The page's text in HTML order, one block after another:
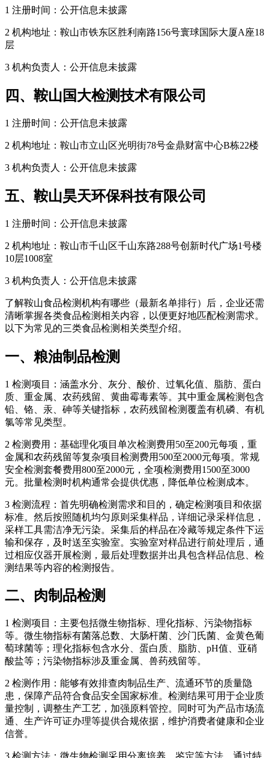
1 注册时间：公开信息未披露
2 机构地址：鞍山市铁东区胜利南路156号寰球国际大厦A座18
层
3 机构负责人：公开信息未披露
四、鞍山国大检测技术有限公司
1 注册时间：公开信息未披露
2 机构地址：鞍山市立山区光明街78号金鼎财富中心B栋22楼
3 机构负责人：公开信息未披露
五、鞍山昊天环保科技有限公司
1 注册时间：公开信息未披露
2 机构地址：鞍山市千山区千山东路288号创新时代广场1号楼
10层1008室
3 机构负责人：公开信息未披露
了解鞍山食品检测机构有哪些（最新名单排行）后，企业还需
清晰掌握各类食品检测相关内容，以便更好地匹配检测需求。
以下为常见的三类食品检测相关类型介绍。
一、粮油制品检测
1 检测项目：涵盖水分、灰分、酸价、过氧化值、脂肪、蛋白
质、重金属、农药残留、黄曲霉毒素等。其中重金属检测包含
铅、铬、汞、砷等关键指标，农药残留检测覆盖有机磷、有机
氯等常见类型。
2 检测费用：基础理化项目单次检测费用50至200元每项，重
金属和农药残留等复杂项目检测费用500至2000元每项。常规
安全检测套餐费用800至2000元，全项检测费用1500至3000
元。批量检测时机构通常会提供优惠，降低单位检测成本。
3 检测流程：首先明确检测需求和目的，确定检测项目和依据
标准。然后按照随机均匀原则采集样品，详细记录采样信息，
采样工具需洁净无污染。采集后的样品在冷藏等规定条件下运
输和保存，及时送至实验室。实验室对样品进行前处理后，通
过相应仪器开展检测，最后处理数据并出具包含样品信息、检
测结果等内容的检测报告。
二、肉制品检测
1 检测项目：主要包括微生物指标、理化指标、污染物指标
等。微生物指标有菌落总数、大肠杆菌、沙门氏菌、金黄色葡
萄球菌等；理化指标包含水分、蛋白质、脂肪、pH值、亚硝
酸盐等；污染物指标涉及重金属、兽药残留等。
2 检测作用：能够有效排查肉制品生产、流通环节的质量隐
患，保障产品符合食品安全国家标准。检测结果可用于企业质
量控制，调整生产工艺，加强原料管控。同时可为产品市场流
通、生产许可证办理等提供合规依据，维护消费者健康和企业
信誉。